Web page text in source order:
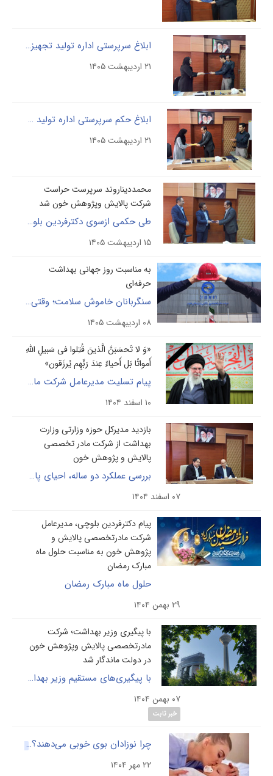
ابلاغ سرپرستی اداره تولید تجهیزات پزشکی شرکت پالایش و پژوهش خون
ابلاغ حکم سرپرستی اداره تولید داروهای بیولوژیک شرکت پالایش و پژوهش خون
۲۱ اردیبهشت ۱۴۰۵
محمددیناروند سرپرست حراست
شرکت پالایش وپژوهش خون شد
طی حکمی ازسوی دکترفردین بلوچی، سرپرست حراست شرکت مادرتخصصی پالایش وپژوهش خون منصوب شد
۱۵ اردیبهشت ۱۴۰۵
به مناسبت روز جهانی بهداشت
حرفه‌ای
سنگربانان خاموش سلامت؛ وقتی هنرمهندس، رخ ندادن فاجعه است
۰۸ اردیبهشت ۱۴۰۵
«وَ لا تَحسَبَنَّ الَّذینَ قُتِلوا فی سَبیلِ اللّهِ
أَمواتًا بَل أَحیاءٌ عِندَ رَبِّهِم یُرزَقون»
پیام تسلیت مدیرعامل شرکت مادرتخصصی پالایش وپژوهش خون در پی شهادت مقام معظم رهبری
۱۰ اسفند ۱۴۰۴
بازدید مدیرکل حوزه وزارتی وزارت
بهداشت از شرکت مادر تخصصی
پالایش و پژوهش خون
بررسی عملکرد دو ساله، احیای پالایشگاه و تصویب برنامه‌های راهبردی تولید داروهای مشتق از پلاسما
پیام دکترفردین بلوچی، مدیرعامل
شرکت مادرتخصصی پالایش و
پژوهش خون به مناسبت حلول ماه
مبارک رمضان
حلول ماه مبارک رمضان
با پیگیری وزیر بهداشت؛ شرکت
مادرتخصصی پالایش وپژوهش خون
در دولت ماندگار شد
با پیگیری‌های مستقیم وزیر بهداشت و تصویب هیئت وزیران، شرکت مادر تخصصی پالایش و پژوهش خون، در بدنه دولت تثبیت شد.
خبر ثابت
چرا نوزادان بوی خوبی می‌دهند؟ گالری
۲۲ مهر ۱۴۰۴